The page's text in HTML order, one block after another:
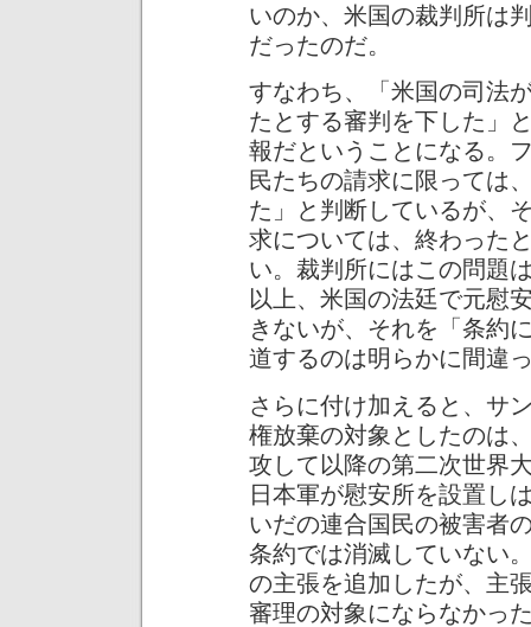
いのか、米国の裁判所は
だったのだ。
すなわち、「米国の司法
たとする審判を下した」
報だということになる。
民たちの請求に限っては
た」と判断しているが、
求については、終わった
い。裁判所にはこの問題
以上、米国の法廷で元慰
きないが、それを「条約
道するのは明らかに間違
さらに付け加えると、サ
権放棄の対象としたのは
攻して以降の第二次世界
日本軍が慰安所を設置し
いだの連合国民の被害者
条約では消滅していない
の主張を追加したが、主
審理の対象にならなかっ